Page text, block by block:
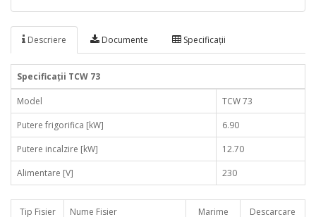
Descriere Documente Specificaţii
Specificaţii TCW 73
Model
TCW 73
Putere frigorifica [kW]
6.90
Putere incalzire [kW]
12.70
Alimentare [V]
230
Tip Fisier Nume Fisier Marime Descarcare